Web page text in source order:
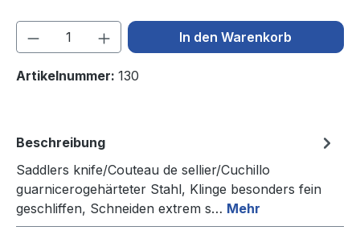
Produkt Anzahl: Gib denIn den Warenkorb
Artikelnummer: 130
Beschreibung
Saddlers knife/Couteau de sellier/Cuchillo
guarnicerogehärteter Stahl, Klinge besonders fein
geschliffen, Schneiden extrem s… Mehr